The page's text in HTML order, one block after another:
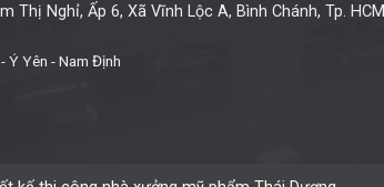
Thị Nghỉ, Ấp 6, Xã Vĩnh Lộc A, Bình Chánh, Tp. HCM
Ý Yên - Nam Định